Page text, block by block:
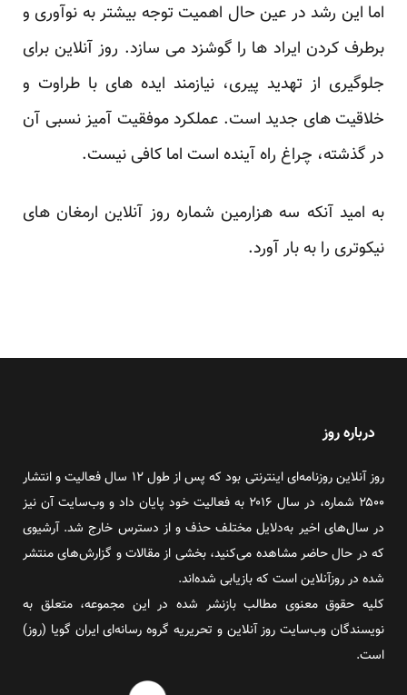
اما این رشد در عین حال اهمیت توجه بیشتر به نوآوری و
برطرف کردن ایراد ها را گوشزد می سازد. روز آنلاین برای
جلوگیری از تهدید پیری، نیازمند ایده های با طراوت و
خلاقیت های جدید است. عملکرد موفقیت آمیز نسبی آن
در گذشته، چراغ راه آینده است اما کافی نیست.
به امید آنکه سه هزارمین شماره روز آنلاین ارمغان های
نیکوتری را به بار آورد.
درباره روز
روز آنلاین روزنامه‌ای اینترنتی بود که پس از طول ۱۲ سال فعالیت و انتشار
۲۵۰۰ شماره، در سال ۲۰۱۶ به فعالیت خود پایان داد و وب‌سایت آن نیز
در سال‌های اخیر به‌دلایل مختلف حذف و از دسترس خارج شد. آرشیوی
که در حال حاضر مشاهده می‌کنید، بخشی از مقالات و گزارش‌های منتشر
شده در روزآنلاین است که بازیابی شده‌اند.
کلیه حقوق معنوی مطالب بازنشر شده در این مجموعه، متعلق به
نویسندگان وب‌سایت روز آنلاین و تحریریه گروه رسانه‌ای ایران گویا (روز)
است.